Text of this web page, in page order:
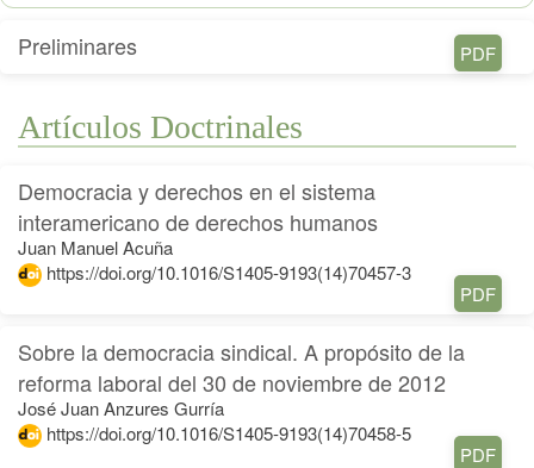
Preliminares PDF
Artículos Doctrinales
Democracia y derechos en el sistema
interamericano de derechos humanos
Juan Manuel Acuña
https://doi.org/10.1016/S1405-9193(14)70457-3
PDF
Sobre la democracia sindical. A propósito de la
reforma laboral del 30 de noviembre de 2012
José Juan Anzures Gurría
https://doi.org/10.1016/S1405-9193(14)70458-5
PDF